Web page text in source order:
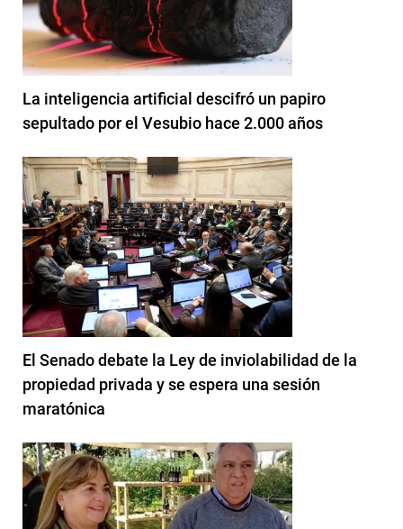
La inteligencia artificial descifró un papiro
sepultado por el Vesubio hace 2.000 años
El Senado debate la Ley de inviolabilidad de la
propiedad privada y se espera una sesión
maratónica